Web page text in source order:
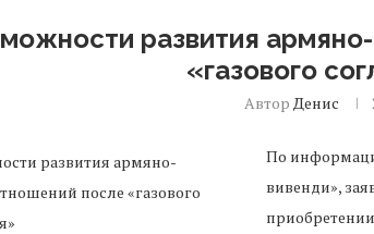
развития
«газового
АвторДенис
По
вивенди»,